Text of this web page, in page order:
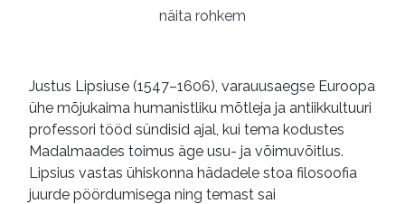
stoitsism
Madalmaad
näita rohkem
Justus Lipsiuse (1547–1606), varauusaegse Euroopa
ühe mõjukaima humanistliku mõtleja ja antiikkultuuri
professori tööd sündisid ajal, kui tema kodustes
Madalmaades toimus äge usu- ja võimuvõitlus.
Lipsius vastas ühiskonna hädadele stoa filosoofia
juurde pöördumisega ning temast sai